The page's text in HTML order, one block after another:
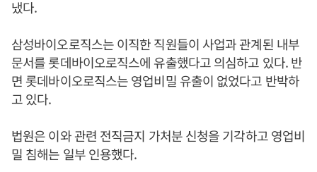
냈다.
삼성바이오로직스는 이직한 직원들이 사업과 관계된 내부
문서를 롯데바이오로직스에 유출했다고 의심하고 있다. 반
면 롯데바이오로직스는 영업비밀 유출이 없었다고 반박하
고 있다.
법원은 이와 관련 전직금지 가처분 신청을 기각하고 영업비
밀 침해는 일부 인용했다.